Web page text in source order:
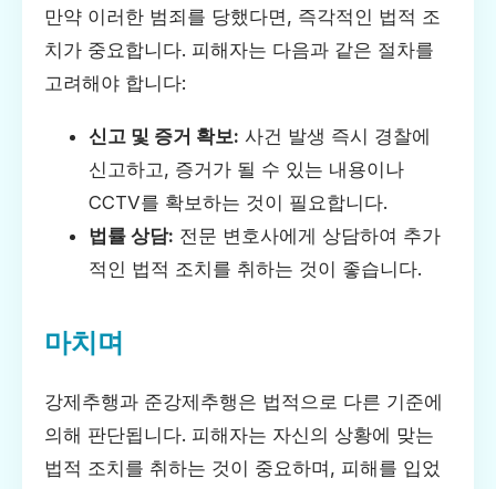
만약 이러한 범죄를 당했다면, 즉각적인 법적 조
치가 중요합니다. 피해자는 다음과 같은 절차를
고려해야 합니다:
신고 및 증거 확보: 사건 발생 즉시 경찰에
신고하고, 증거가 될 수 있는 내용이나
CCTV를 확보하는 것이 필요합니다.
법률 상담: 전문 변호사에게 상담하여 추가
적인 법적 조치를 취하는 것이 좋습니다.
마치며
강제추행과 준강제추행은 법적으로 다른 기준에
의해 판단됩니다. 피해자는 자신의 상황에 맞는
법적 조치를 취하는 것이 중요하며, 피해를 입었